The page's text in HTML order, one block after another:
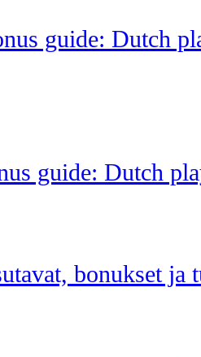
guide: Dutch
guide: Dutch
bonukset ja